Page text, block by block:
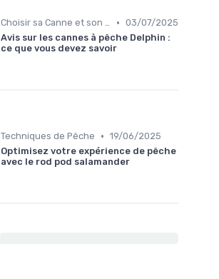
Choisir sa Canne et son Équipement • 03/07/2025
Avis sur les cannes à pêche Delphin :
ce que vous devez savoir
Techniques de Pêche • 19/06/2025
Optimisez votre expérience de pêche
avec le rod pod salamander